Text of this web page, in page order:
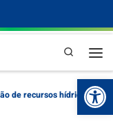
Pesquisa
de recursos hídricos